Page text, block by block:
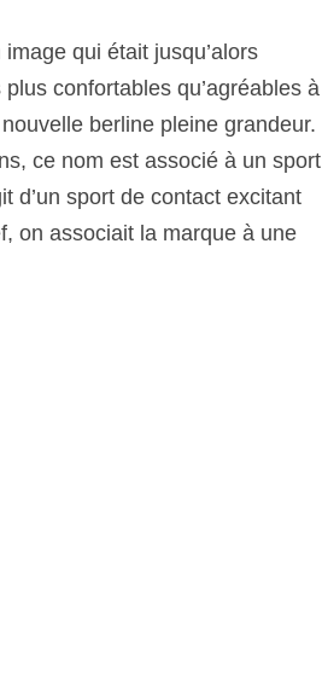
qui était jusqu’alors
confortables qu’agréables à
berline pleine grandeur.
ce nom est associé à un sport
d’un sport de contact excitant
on associait la marque à une